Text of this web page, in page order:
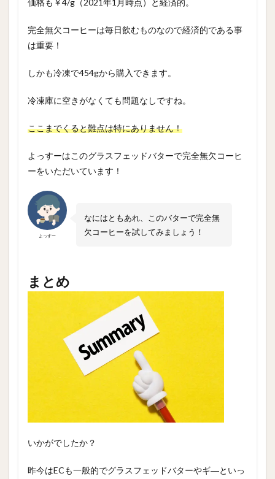
価格も￥4/g（2021年1月時点）と経済的。
完全無欠コーヒーは毎日飲むものなので経済的である事
は重要！
しかも冷凍で454gから購入できます。
冷凍庫に空きがなくても問題なしですね。
ここまでくると難点は特にありません！
よっすーはこのグラスフェッドバターで完全無欠コーヒ
ーをいただいています！
よっすー
なにはともあれ、このバターで完全無
欠コーヒーを試してみましょう！
まとめ
いかがでしたか？
昨今はECも一般的でグラスフェッドバターやギ―といっ